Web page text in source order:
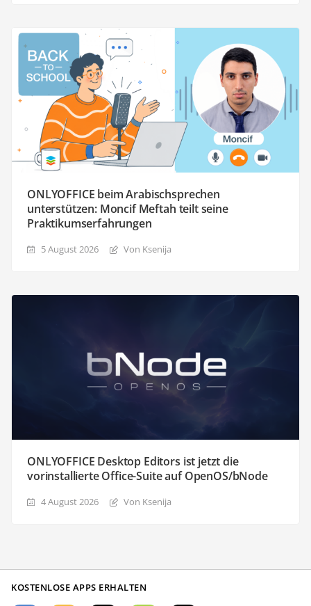
ONLYOFFICE beim Arabischsprechen
unterstützen: Moncif Meftah teilt seine
Praktikumserfahrungen
5 August 2026 Von Ksenija
ONLYOFFICE Desktop Editors ist jetzt die
vorinstallierte Office-Suite auf OpenOS/bNode
4 August 2026 Von Ksenija
KOSTENLOSE APPS ERHALTEN